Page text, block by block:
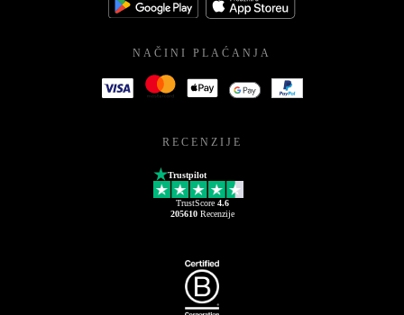
NAČINI PLAĆANJA
RECENZIJE
Trustpilot
TrustScore 4.6
205610Recenzije